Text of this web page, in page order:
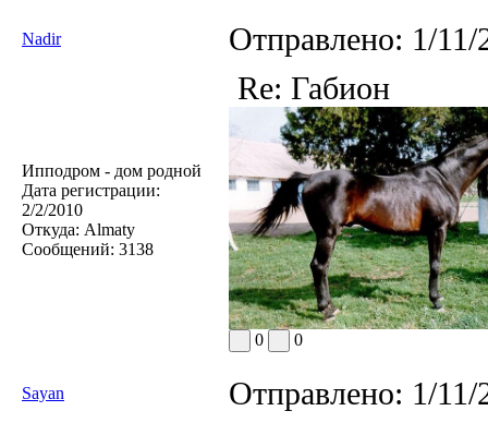
Nadir Отправлено: 1/
Ипподром - дом родной
Дата регистрации:
2/2/2010
Откуда: Almaty
Сообщений: 3138
Re: Габион
0 0
Sayan Отправлено: 1/